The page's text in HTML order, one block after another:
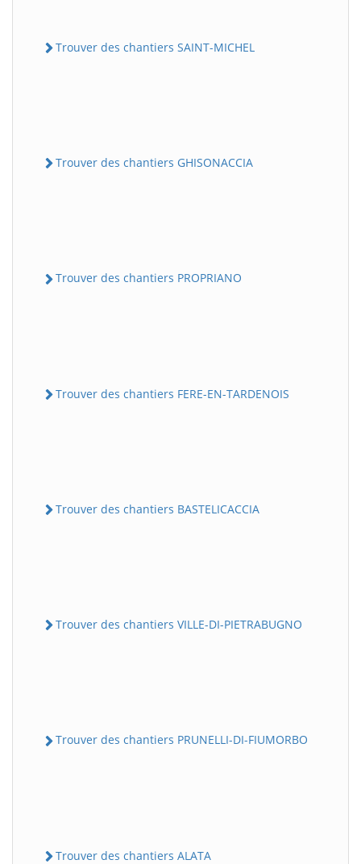
Trouver des chantiers SAINT-MICHEL
Trouver des chantiers GHISONACCIA
Trouver des chantiers PROPRIANO
Trouver des chantiers FERE-EN-TARDENOIS
Trouver des chantiers BASTELICACCIA
Trouver des chantiers VILLE-DI-PIETRABUGNO
Trouver des chantiers PRUNELLI-DI-FIUMORBO
Trouver des chantiers ALATA